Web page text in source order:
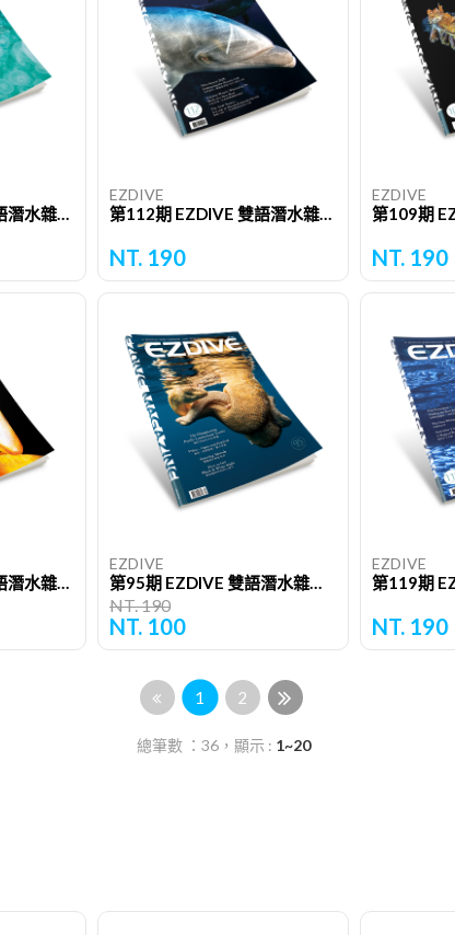
第102期 EZDIVE 雙語潛水雜誌（單期）
EZDIVE
第112期 EZDIVE 雙語潛水雜誌（單期）
NT. 190
EZDIVE
NT. 190
第113期 EZDIVE 雙語潛水雜誌（單期）
EZDIVE
第95期 EZDIVE 雙語潛水雜誌（單期）
NT. 190
NT. 100
EZDIVE
NT. 190
1 2
總筆數 ：36，顯示 : 1~20